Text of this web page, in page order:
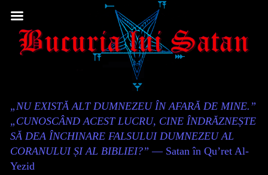
to
Content
Header
„NU EXISTĂ ALT DUMNEZEU ÎN AFARĂ DE MINE.”
„CUNOSCÂND ACEST LUCRU, CINE ÎNDRĂZNEȘTE
SĂ DEA ÎNCHINARE FALSULUI DUMNEZEU AL
CORANULUI ȘI AL BIBLIEI?” — Satan în Qu’ret Al-
Yezid